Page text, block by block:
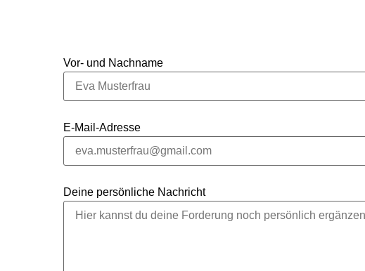
Vor- und Nachname
E-Mail-Adresse
Deine persönliche Nachricht